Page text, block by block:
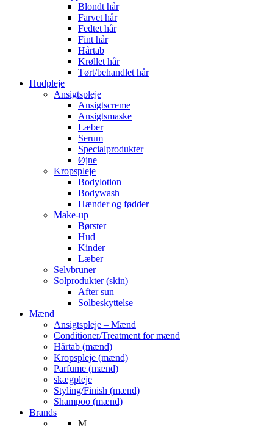
Blondt hår
Farvet hår
Fedtet hår
Fint hår
Hårtab
Krøllet hår
Tørt/behandlet hår
Hudpleje
Ansigtspleje
Ansigtscreme
Ansigtsmaske
Læber
Serum
Specialprodukter
Øjne
Kropspleje
Bodylotion
Bodywash
Hænder og fødder
Make-up
Børster
Hud
Kinder
Læber
Selvbruner
Solprodukter (skin)
After sun
Solbeskyttelse
Mænd
Ansigtspleje – Mænd
Conditioner/Treatment for mænd
Hårtab (mænd)
Kropspleje (mænd)
Parfume (mænd)
skægpleje
Styling/Finish (mænd)
Shampoo (mænd)
Brands
M